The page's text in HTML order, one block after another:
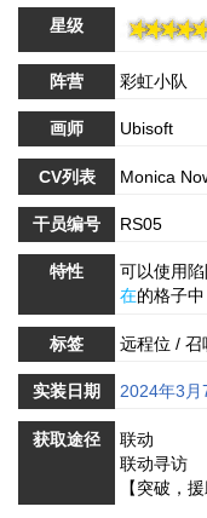
星级
阵营 彩虹小队
画师 Ubisoft
CV列表 Monica
干员编号 RS05
特性 可以使用
在的格子中
标签 远程位 / 召
实装日期 2024年3月
获取途径
联动
联动寻访
【突破，